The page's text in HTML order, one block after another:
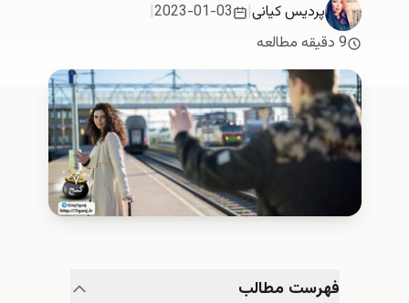
پردیس کیانی|
2023-01-03
|
9 دقیقه مطالعه
فهرست مطالب